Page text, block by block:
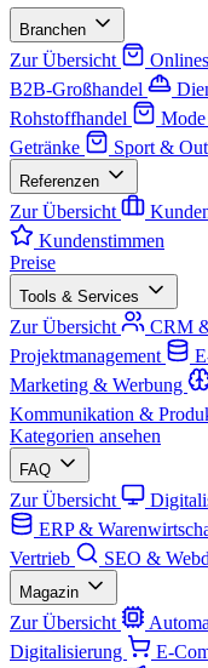
Branchen
Zur Übersicht
B2B-Großhandel
Rohstoffhandel
Getränke
Sport &
Referenzen
Zur Übersicht
Kundenstimmen
Preise
Tools & Services
Zur Übersicht CRM
Projektmanagement
Marketing & Werbung
Kommunikation &
Kategorien ansehen
FAQ
Zur Übersicht
ERP &
Vertrieb
SEO &
Magazin
Zur Übersicht
Digitalisierung
E-